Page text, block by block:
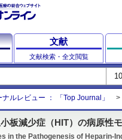
文献
文献検索・全文閲覧
ルレビュー ： 「Top Journal」
板減少症（HIT）の病原性
in the Pathogenesis of Heparin-